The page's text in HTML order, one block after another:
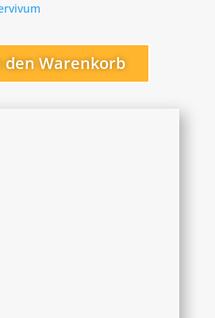
den Warenkorb